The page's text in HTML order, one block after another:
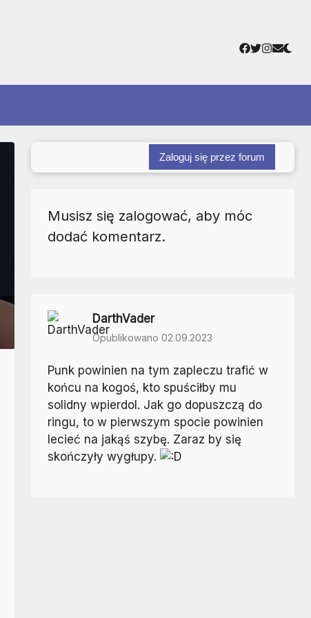
Facebook
Twitter
Adres
Zaloguj się przez forum
Musisz się zalogować, aby móc
dodać komentarz.
DarthVader
Opublikowano 02.09.2023
Punk powinien na tym zapleczu trafić w
końcu na kogoś, kto spuściłby mu
solidny wpierdol. Jak go dopuszczą do
ringu, to w pierwszym spocie powinien
lecieć na jakąś szybę. Zaraz by się
skończyły wygłupy.